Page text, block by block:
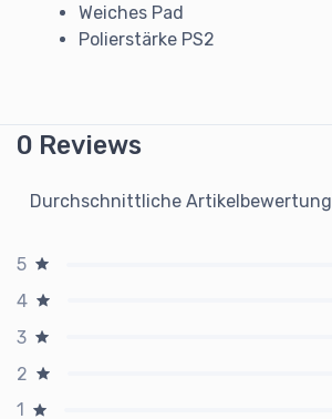
Weiches Pad
Polierstärke PS2
0 Reviews
Durchschnittliche Artikelbewertung
5
4
3
2
1